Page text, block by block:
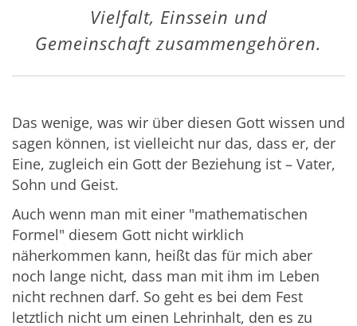
Vielfalt, Einssein und
Gemeinschaft zusammengehören.
Das wenige, was wir über diesen Gott wissen und
sagen können, ist vielleicht nur das, dass er, der
Eine, zugleich ein Gott der Beziehung ist – Vater,
Sohn und Geist.
Auch wenn man mit einer "mathematischen
Formel" diesem Gott nicht wirklich
näherkommen kann, heißt das für mich aber
noch lange nicht, dass man mit ihm im Leben
nicht rechnen darf. So geht es bei dem Fest
letztlich nicht um einen Lehrinhalt, den es zu